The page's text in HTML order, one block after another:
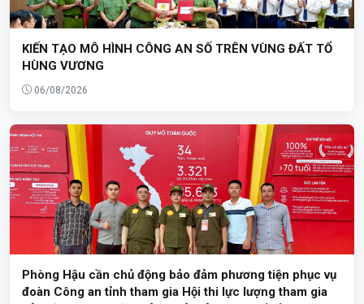
KIẾN TẠO MÔ HÌNH CÔNG AN SỐ TRÊN VÙNG ĐẤT TỔ
HÙNG VƯƠNG
06/08/2026
Phòng Hậu cần chủ động bảo đảm phương tiện phục vụ
đoàn Công an tỉnh tham gia Hội thi lực lượng tham gia